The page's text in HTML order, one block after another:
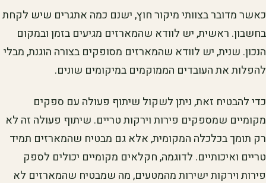
כאשר מדובר בצוותי מיקור חוץ, ישנם כמה אתגרים שיש לקחת
בחשבון. ראשית, יש לוודא שהמארזים מגיעים בזמן ובמקום
הנכון. שנית, יש לוודא שהמארזים מסופקים בצורה הוגנת, מבלי
להפלות את העובדים הממוקמים במיקומים שונים.
כדי להבטיח זאת, ניתן לשקול שיתוף פעולה עם ספקים
מקומיים שמספקים פירות וירקות טריים. שיתוף פעולה זה לא
רק תומך בכלכלה המקומית, אלא גם מבטיח שהמארזים תמיד
טריים ואיכותיים. לדוגמה, חקלאים מקומיים יכולים לספק
פירות וירקות ישירות מהמטעים, מה שמבטיח שהמארזים לא